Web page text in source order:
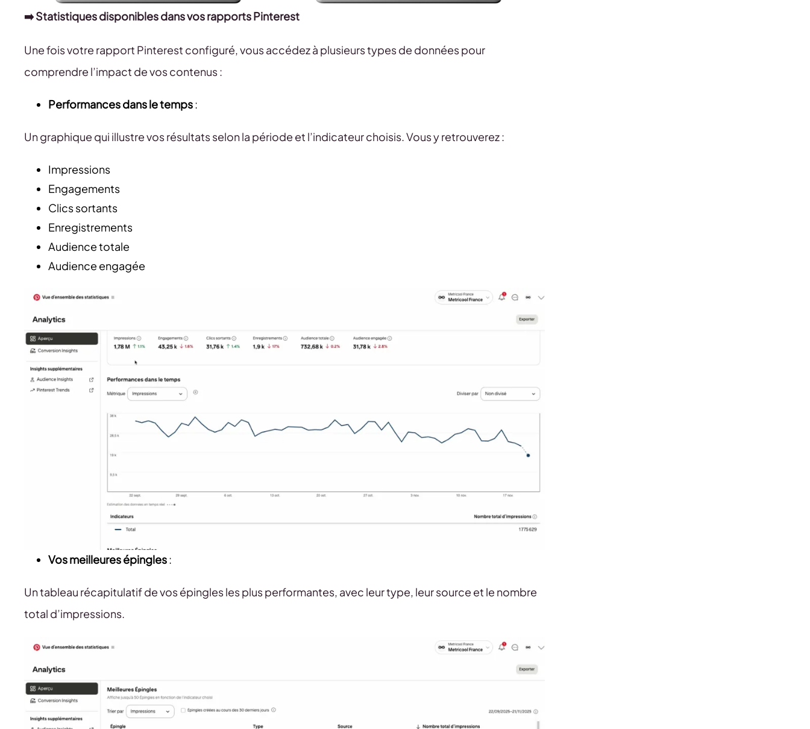
➡️ Statistiques disponibles dans vos rapports Pinterest
Une fois votre rapport Pinterest configuré, vous accédez à plusieurs types de données pour
comprendre l’impact de vos contenus :
Performances dans le temps:
Un graphique qui illustre vos résultats selon la période et l’indicateur choisis. Vous y retrouverez :
Impressions
Engagements
Clics sortants
Enregistrements
Audience totale
Audience engagée
Vos meilleures épingles:
Un tableau récapitulatif de vos épingles les plus performantes, avec leur type, leur source et le nombre
total d’impressions.